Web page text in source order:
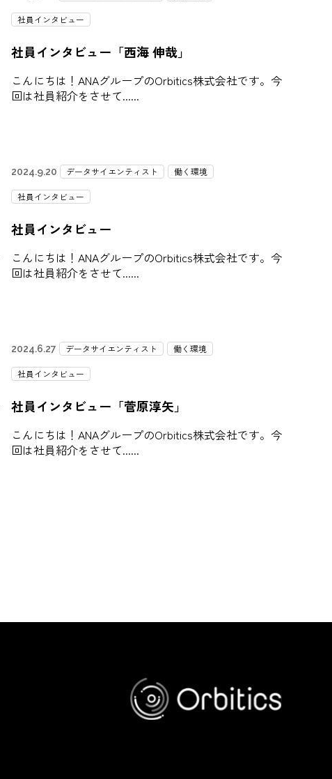
社員インタビュー
社員インタビュー「西海 伸哉」
こんにちは！ANAグループのOrbitics株式会社です。今
回は社員紹介をさせて...
2024.9.20 データサイエンティスト 働く環境
社員インタビュー
社員インタビュー
こんにちは！ANAグループのOrbitics株式会社です。今
回は社員紹介をさせて...
2024.6.27 データサイエンティスト 働く環境
社員インタビュー
社員インタビュー「菅原淳矢」
こんにちは！ANAグループのOrbitics株式会社です。今
回は社員紹介をさせて...